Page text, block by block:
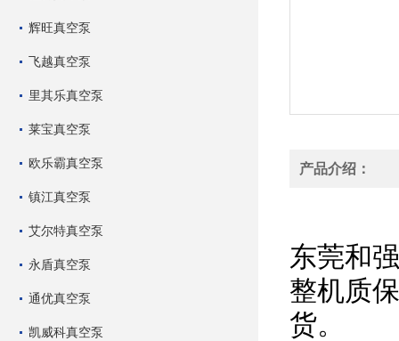
辉旺真空泵
飞越真空泵
里其乐真空泵
莱宝真空泵
欧乐霸真空泵
镇江真空泵
艾尔特真空泵
永盾真空泵
通优真空泵
凯威科真空泵
产品介绍：
东莞和
整机质
货。